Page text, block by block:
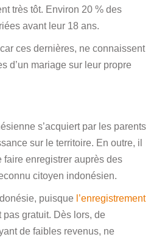
très tôt. Environ 20 % des
avant leur 18 ans.
ces dernières, ne connaissent
d’un mariage sur leur propre
s’acquiert par les parents
sur le territoire. En outre, il
enregistrer auprès des
citoyen indonésien.
puisque l’enregistrement
pas gratuit. Dès lors, de
de faibles revenus, ne